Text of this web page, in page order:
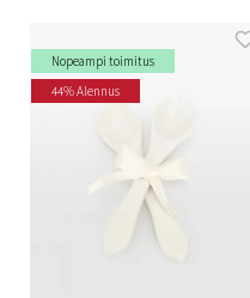
Nopeampi toimitus
44% Alennus